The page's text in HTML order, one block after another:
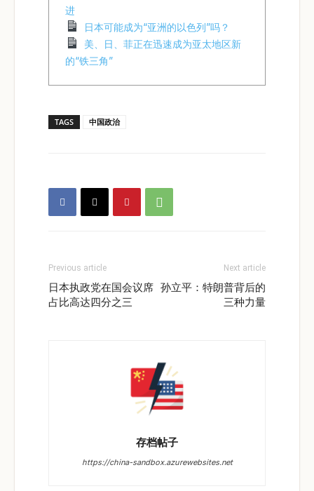
进
日本可能成为“亚洲的以色列”吗？
美、日、菲正在迅速成为亚太地区新
的“铁三角”
TAGS 中国政治
Previous article
日本执政党在国会议席
占比高达四分之三
Next article
孙立平：特朗普背后的
三种力量
存档帖子
https://china-sandbox.azurewebsites.net